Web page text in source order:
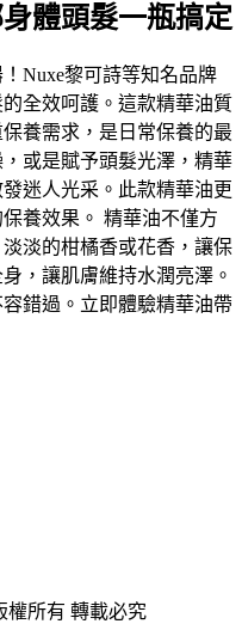
體頭髮一瓶搞定
Nuxe黎可詩等知名品牌
全效呵護。這款精華油質
養需求，是日常保養的最
或是賦予頭髮光澤，精華
迷人光采。此款精華油更
養效果。 精華油不僅方
淡的柑橘香或花香，讓保
，讓肌膚維持水潤亮澤。
錯過。立即體驗精華油帶
權所有 轉載必究